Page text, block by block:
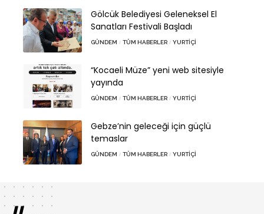
Gölcük Belediyesi Geleneksel El
Sanatları Festivali Başladı
GÜNDEM TÜM HABERLER YURTIÇI
“Kocaeli Müze” yeni web sitesiyle
yayında
GÜNDEM TÜM HABERLER YURTIÇI
Gebze’nin geleceği için güçlü
temaslar
GÜNDEM TÜM HABERLER YURTIÇI